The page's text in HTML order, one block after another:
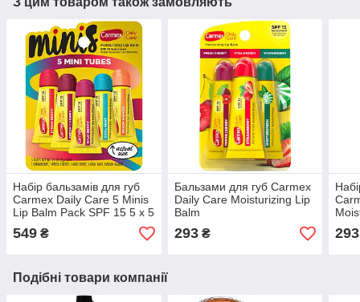
Набір бальзамів для губ
Carmex Daily Care 5 Minis
Lip Balm Pack SPF 15 5 х 5
г
549 ₴
Бальзами для губ Carmex
Daily Care Moisturizing Lip
Balm
Pack Cherry, Strawberry,
Wintergreen 3 х 10 г
293₴ 293
Подібні товари компанії